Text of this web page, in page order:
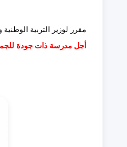
مقرر لوزير التربية الوطنية والتعليم الأولي
أجل مدرسة ذات جودة